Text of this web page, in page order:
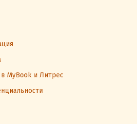
в MyBook и Литрес